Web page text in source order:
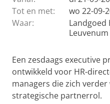
Tot en met:
wo 22-09-
Waar:
Landgoed
Leuvenum
Een zesdaags executive
ontwikkeld voor HR-
managers die zich
strategische partnerrol.